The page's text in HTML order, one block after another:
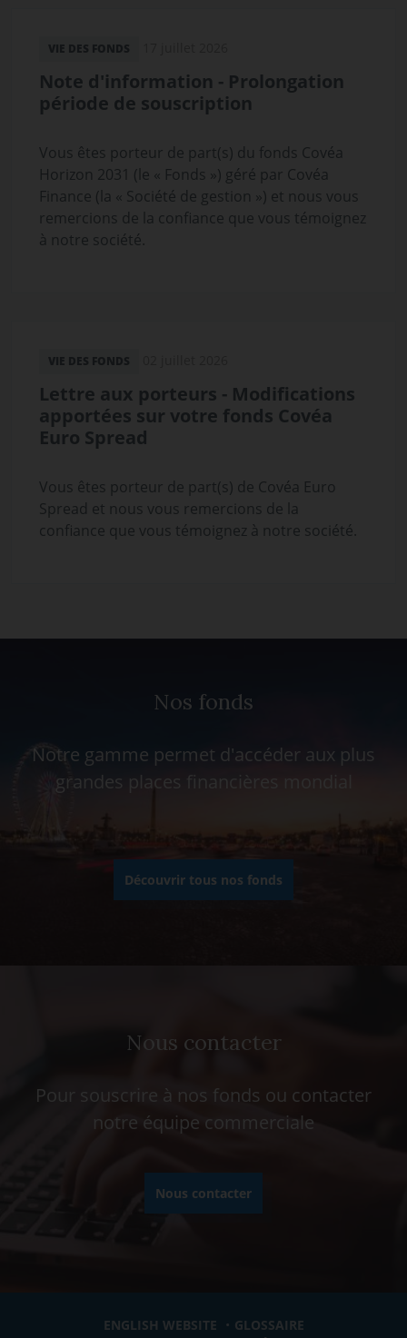
VIE DES FONDS
Note d'information - Prolongation
période de souscription
Vous êtes porteur de part(s) du fonds Covéa
Horizon 2031 (le « Fonds ») géré par Covéa
Finance (la « Société de gestion ») et nous vous
remercions de la confiance que vous témoignez
à notre société.
VIE DES FONDS
Lettre aux porteurs - Modifications
apportées sur votre fonds Covéa
Euro Spread
Vous êtes porteur de part(s) de Covéa Euro
Spread et nous vous remercions de la
confiance que vous témoignez à notre société.
Nos fonds
Notre gamme permet d'accéder aux plus
grandes places financières mondial
Découvrir tous nos fonds
Nous contacter
Pour souscrire à nos fonds ou contacter
notre équipe commerciale
Nous contacter
ENGLISH WEBSITE
GLOSSAIRE